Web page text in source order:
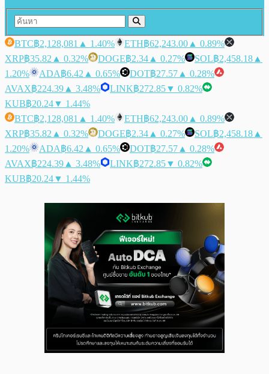
BTC฿2,128,081 ▲ 1.40% ETH฿62,243.00 ▲ 0.89%
XRP฿35.82 ▲ 0.32% DOGE฿2.34 ▲ 0.27% SOL฿2,458.18 ▲
1.20%
ADA฿6.42 ▲ 0.65% DOT฿27.57 ▲ 0.28%
AVAX฿224.39 ▲ 3.48% LINK฿272.85▼ 0.82%
KUB฿20.24▼ 1.44%
BTC฿2,128,081 ▲ 1.40% ETH฿62,243.00 ▲ 0.89%
XRP฿35.82 ▲ 0.32% DOGE฿2.34 ▲ 0.27% SOL฿2,458.18 ▲
1.20%
ADA฿6.42 ▲ 0.65% DOT฿27.57 ▲ 0.28%
AVAX฿224.39 ▲ 3.48% LINK฿272.85▼ 0.82%
KUB฿20.24▼ 1.44%